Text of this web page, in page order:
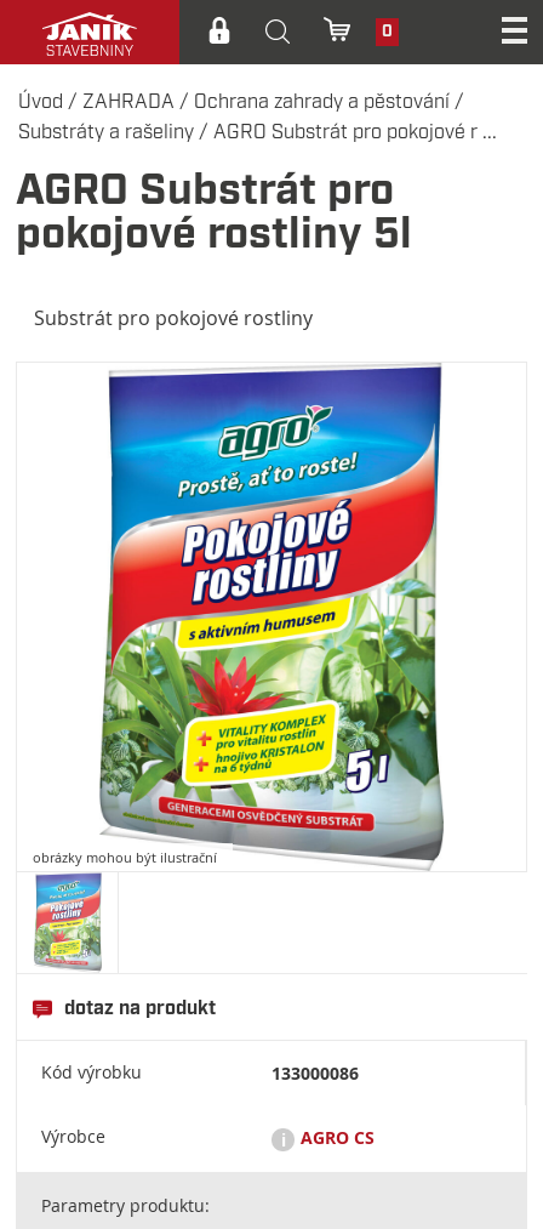
0
Úvod / ZAHRADA / Ochrana zahrady a pěstování /
Substráty a rašeliny / AGRO Substrát pro pokojové r ...
AGRO Substrát pro
pokojové rostliny 5l
Substrát pro pokojové rostliny
obrázky mohou být ilustrační
dotaz na produkt
Kód výrobku 133000086
Výrobce i AGRO CS
Značka AGRO je dlouholetým garantem vynikající kvality a
Parametry produktu: